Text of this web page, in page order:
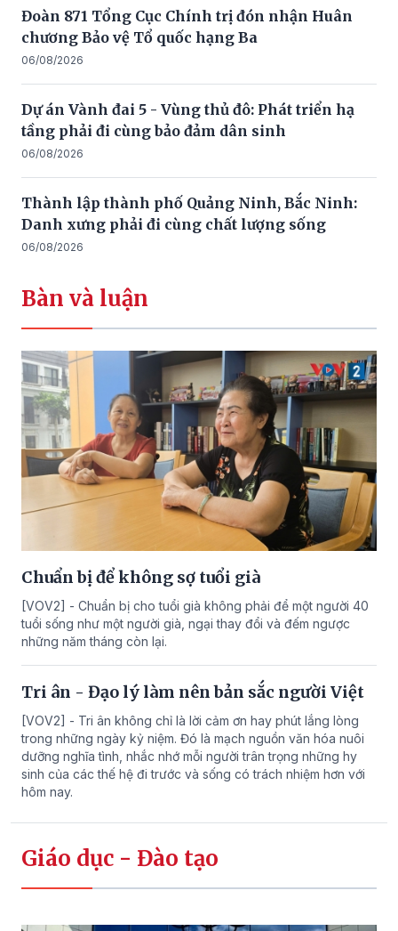
Đoàn 871 Tổng Cục Chính trị đón nhận Huân
chương Bảo vệ Tổ quốc hạng Ba
06/08/2026
Dự án Vành đai 5 - Vùng thủ đô: Phát triển hạ
tầng phải đi cùng bảo đảm dân sinh
06/08/2026
Thành lập thành phố Quảng Ninh, Bắc Ninh:
Danh xưng phải đi cùng chất lượng sống
06/08/2026
Bàn và luận
Chuẩn bị để không sợ tuổi già
[VOV2] - Chuẩn bị cho tuổi già không phải để một người 40
tuổi sống như một người già, ngại thay đổi và đếm ngược
những năm tháng còn lại.
Tri ân - Đạo lý làm nên bản sắc người Việt
[VOV2] - Tri ân không chỉ là lời cảm ơn hay phút lắng lòng
trong những ngày kỷ niệm. Đó là mạch nguồn văn hóa nuôi
dưỡng nghĩa tình, nhắc nhớ mỗi người trân trọng những hy
sinh của các thế hệ đi trước và sống có trách nhiệm hơn với
hôm nay.
Giáo dục - Đào tạo